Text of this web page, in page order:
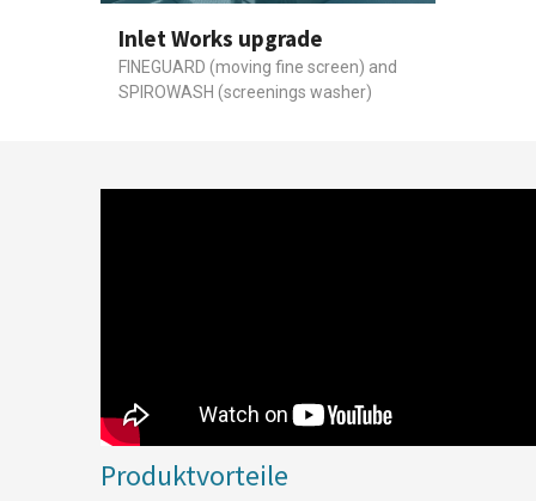
Inlet Works upgrade
FINEGUARD (moving fine screen) and
SPIROWASH (screenings washer)
Produktvorteile